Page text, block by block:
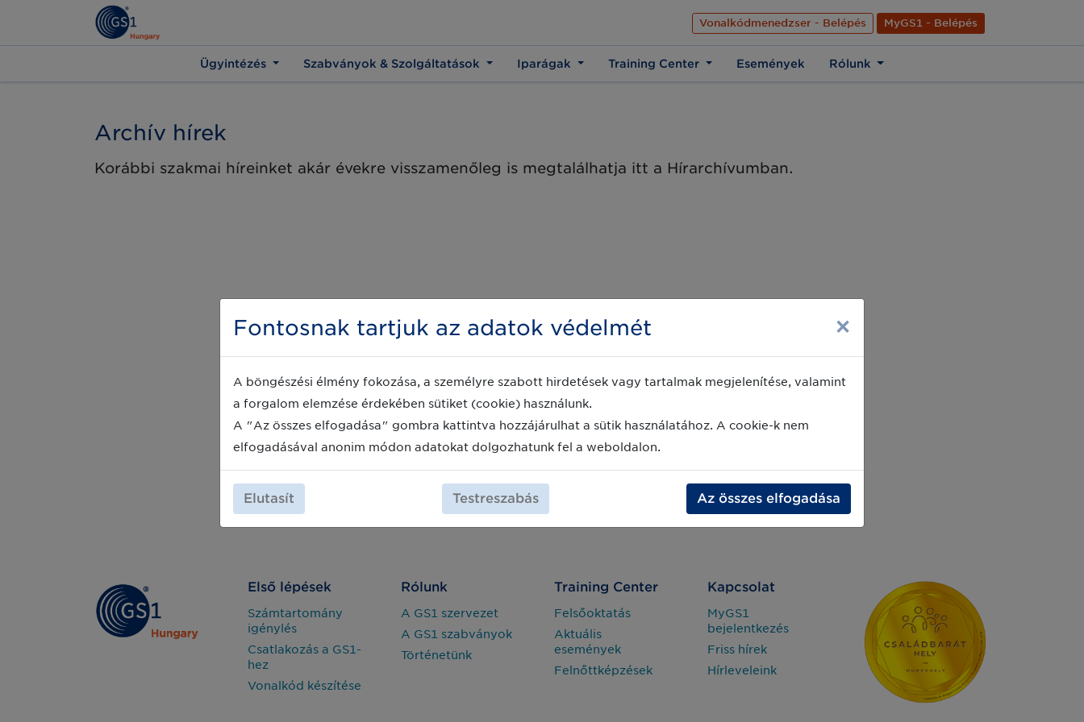
Az üzleti élet közös nyelve Hírek Kapcsolat Rólunk
EN
Vonalkódmenedzser - Belépés
MyGS1 - Belépés
Ügyintézés Szabványok & Szolgáltatások Iparágak Training Center Események Rólunk
Archív hírek
Korábbi szakmai híreinket akár évekre visszamenőleg is megtalálhatja itt a Hírarchívumban.
Első lépések
Számtartomány
igénylés
Csatlakozás a GS1-
hez
Vonalkód készítése
Rólunk
A GS1 szervezet
A GS1 szabványok
Történetünk
Training Center
Felsőoktatás
Aktuális
események
Felnőttképzések
Kapcsolat
MyGS1
bejelentkezés
Friss hírek
Hírleveleink
Fontosnak tartjuk az adatok védelmét ×
A böngészési élmény fokozása, a személyre szabott hirdetések vagy tartalmak megjelenítése, valamint
a forgalom elemzése érdekében sütiket (cookie) használunk.
A "Az összes elfogadása" gombra kattintva hozzájárulhat a sütik használatához. A cookie-k nem
elfogadásával anonim módon adatokat dolgozhatunk fel a weboldalon.
Elutasít Testreszabás Az összes elfogadása